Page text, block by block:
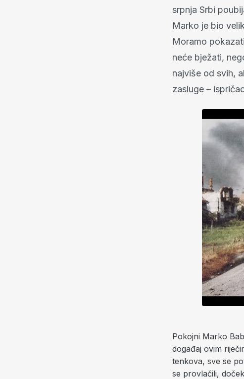
srpnja Srbi
Marko je bio
Moramo
neće bježati,
najviše od svih,
zasluge –
Pokojni Marko
događaj ovim
tenkova, sve se
se provlačili,